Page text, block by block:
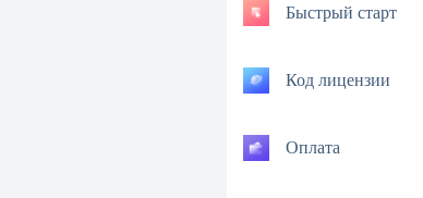
Быстрый старт
Код лицензии
Оплата